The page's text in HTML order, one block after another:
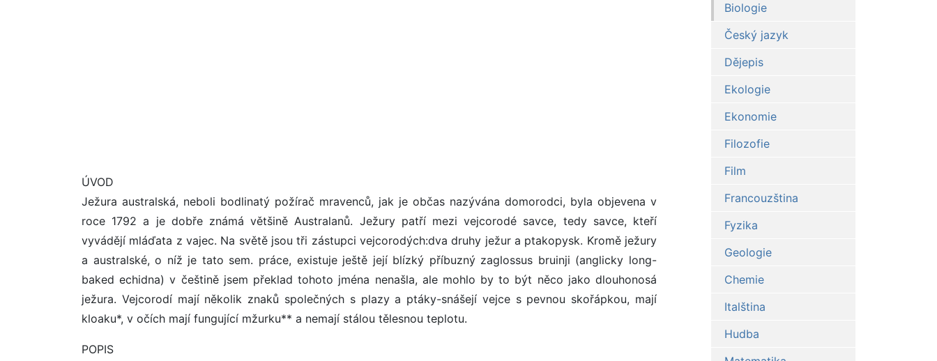
ÚVOD
Ježura australská, neboli bodlinatý požírač mravenců, jak je občas nazývána domorodci, byla objevena v
roce 1792 a je dobře známá většině Australanů. Ježury patří mezi vejcorodé savce, tedy savce, kteří
vyvádějí mláďata z vajec. Na světě jsou tři zástupci vejcorodých:dva druhy ježur a ptakopysk. Kromě ježury
a australské, o níž je tato sem. práce, existuje ještě její blízký příbuzný zaglossus bruinji (anglicky long-
baked echidna) v češtině jsem překlad tohoto jména nenašla, ale mohlo by to být něco jako dlouhonosá
ježura. Vejcorodí mají několik znaků společných s plazy a ptáky-snášejí vejce s pevnou skořápkou, mají
kloaku*, v očích mají fungující mžurku** a nemají stálou tělesnou teplotu.
POPIS
Biologie
Český jazyk
Dějepis
Ekologie
Ekonomie
Filozofie
Film
Francouzština
Fyzika
Geologie
Chemie
Italština
Hudba